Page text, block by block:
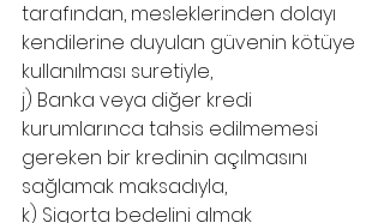
tarafından, mesleklerinden dolayı
kendilerine duyulan güvenin kötüye
kullanılması suretiyle,
j) Banka veya diğer kredi
kurumlarınca tahsis edilmemesi
gereken bir kredinin açılmasını
sağlamak maksadıyla,
k) Sigorta bedelini almak